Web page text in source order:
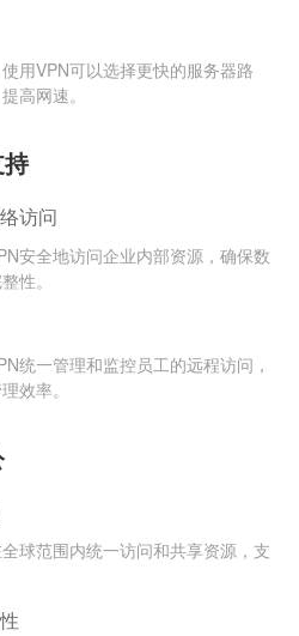
用VPN可以选择更快的服务器路
高网速。
访问
安全地访问企业内部资源，确保数
性。
统一管理和监控员工的远程访问，
效率。
球范围内统一访问和共享资源，支